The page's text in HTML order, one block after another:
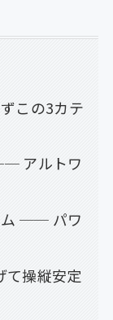
この3カテ
アルトワ
ム ── パワ
操縦安定